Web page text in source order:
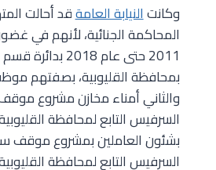
وكانتالنيابة العامةقد أحالت
المحاكمة الجنائية، لأنهم في
2011 حتى عام 2018
بمحافظة القليوبية، بصفتهم
والثاني أمناء مخازن مشروع
السرفيس التابع لمحافظة
بشئون العاملين بمشروع موقف
السرفيس التابع لمحافظة